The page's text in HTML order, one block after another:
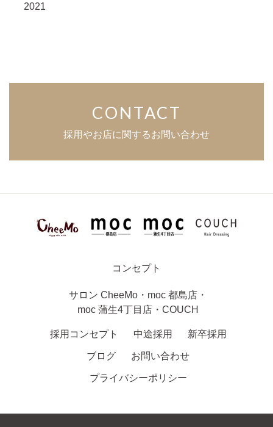
2021
CONTACT
採用やお店に関するお問い合わせ
コンセプト
サロン CheeMo ・ moc 都島店 ・
moc 蒲生4丁目店 ・ COUCH
採用コンセプト 中途採用 新卒採用
ブログ お問い合わせ
プライバシーポリシー